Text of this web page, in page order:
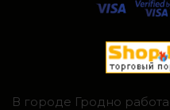
В городе Гродно